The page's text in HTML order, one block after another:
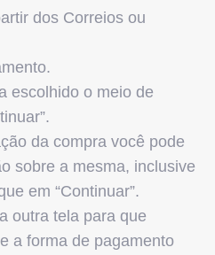
dos Correios ou
escolhido o meio de
da compra você pode
sobre a mesma, inclusive
em “Continuar”.
outra tela para que
a forma de pagamento